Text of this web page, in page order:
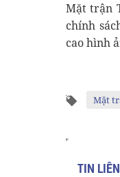
Mặt trận
chính
cao hình
Mặt
TIN